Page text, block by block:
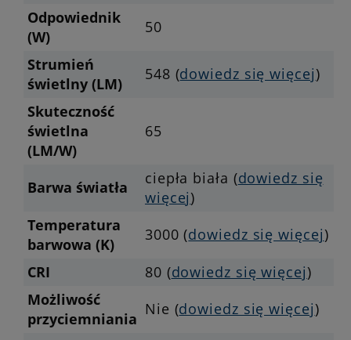
Odpowiednik
(W)
50
Strumień
świetlny (LM)
548 (dowiedz się więcej)
Skuteczność
świetlna
(LM/W)
65
Barwa światła ciepła biała (dowiedz się
więcej)
Temperatura
barwowa (K)
3000 (dowiedz się więcej)
CRI
80 (dowiedz się więcej)
Możliwość
przyciemniania
Nie (dowiedz się więcej)